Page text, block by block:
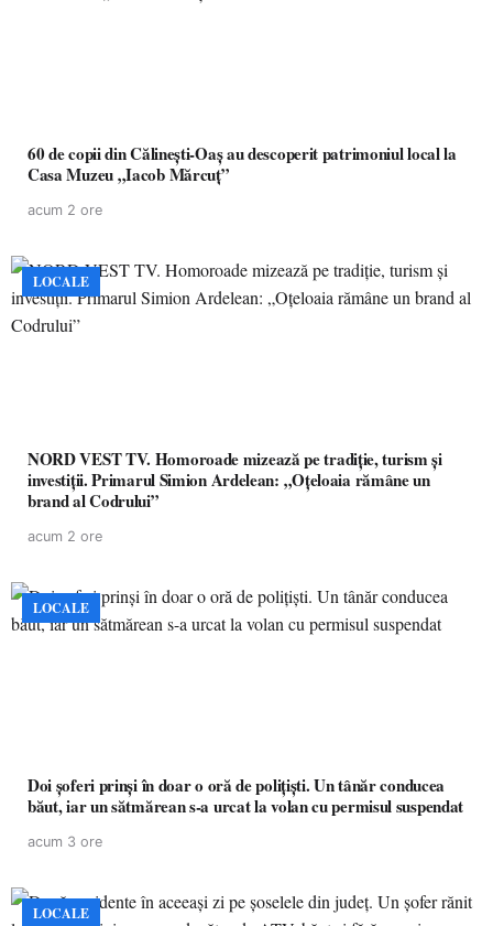
60 de copii din Călinești-Oaș au descoperit patrimoniul local la
Casa Muzeu „Iacob Mărcuț”
acum 2 ore
LOCALE
NORD VEST TV. Homoroade mizează pe tradiție, turism și
investiții. Primarul Simion Ardelean: „Oțeloaia rămâne un
brand al Codrului”
acum 2 ore
LOCALE
Doi șoferi prinși în doar o oră de polițiști. Un tânăr conducea
băut, iar un sătmărean s-a urcat la volan cu permisul suspendat
acum 3 ore
LOCALE